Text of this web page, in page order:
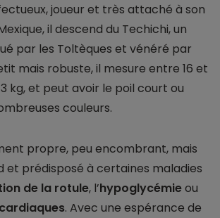
joueur et très attaché à son
il descend du Techichi, un
par les Toltèques et vénéré par
mais robuste, il mesure entre 16 et
kg, et peut avoir le poil court ou
couleurs.
propre, peu encombrant, mais
et prédisposé à certaines maladies
de la rotule, l’hypoglycémieou
. Avec une espérance de